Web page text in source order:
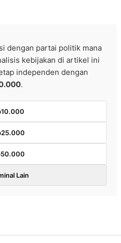
dengan partai politik mana
kebijakan di artikel ini
independen dengan
.
Lain